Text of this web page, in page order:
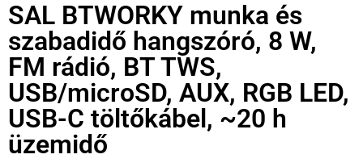
SAL BTWORKY munka és
szabadidő hangszóró, 8 W,
FM rádió, BT TWS,
USB/microSD, AUX, RGB LED,
USB-C töltőkábel, ~20 h
üzemidő